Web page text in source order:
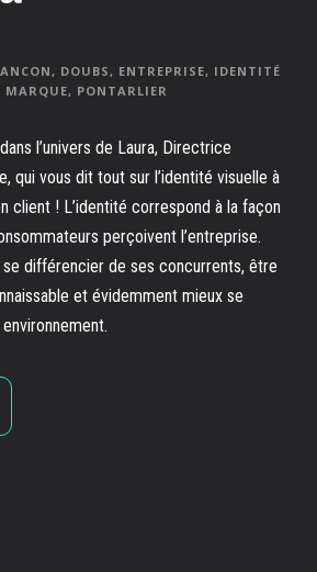
, DOUBS, ENTREPRISE, IDENTITÉ
MARQUE, PONTARLIER
l’univers de Laura, Directrice
qui vous dit tout sur l’identité visuelle à
client ! L’identité correspond à la façon
perçoivent l’entreprise.
différencier de ses concurrents, être
et évidemment mieux se